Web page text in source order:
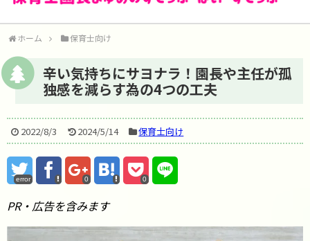
ホーム 保育士向け
辛い気持ちにサヨナラ！園長や主任が孤
独感を減らす為の4つの工夫
2022/8/3 2024/5/14 保育士向け
error 0 0
PR・広告を含みます